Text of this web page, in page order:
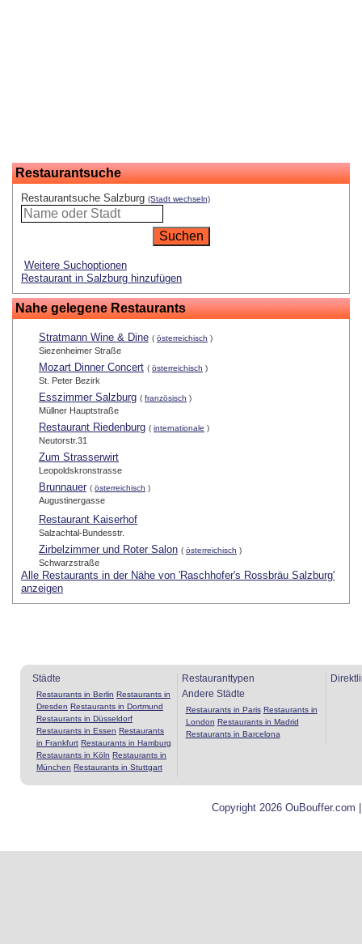
Restaurantsuche
Restaurantsuche Salzburg (Stadt wechseln)
Weitere Suchoptionen
Restaurant in Salzburg hinzufügen
Nahe gelegene Restaurants
Stratmann Wine & Dine ( österreichisch )
Siezenheimer Straße
Mozart Dinner Concert ( österreichisch )
St. Peter Bezirk
Esszimmer Salzburg ( französisch )
Müllner Hauptstraße
Restaurant Riedenburg ( internationale )
Neutorstr.31
Zum Strasserwirt
Leopoldskronstrasse
Brunnauer ( österreichisch )
Augustinergasse
Restaurant Kaiserhof
Salzachtal-Bundesstr.
Zirbelzimmer und Roter Salon ( österreichisch )
Schwarzstraße
Alle Restaurants in der Nähe von 'Raschhofer's Rossbräu Salzburg'
anzeigen
Städte
Restaurants in Berlin Restaurants in
Dresden Restaurants in Dortmund
Restaurants in Düsseldorf
Restaurants in Essen Restaurants
in Frankfurt Restaurants in Hamburg
Restaurants in Köln Restaurants in
München Restaurants in Stuttgart
Restauranttypen
Andere Städte
Restaurants in Paris Restaurants in
London Restaurants in Madrid
Restaurants in Barcelona
Copyright 2026 OuBouffer.com